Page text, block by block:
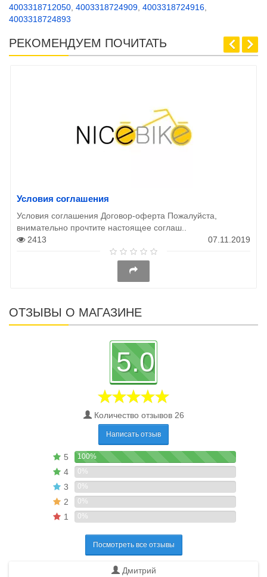
4003318712050, 4003318724909, 4003318724916,
4003318724893
РЕКОМЕНДУЕМ ПОЧИТАТЬ
Условия соглашения
Условия соглашения Договор-оферта Пожалуйста,
внимательно прочтите настоящее соглаш..
2413
07.11.2019
ОТЗЫВЫ О МАГАЗИНЕ
5.0
Количество отзывов 26
Написать отзыв
5 100%
4 0%
3 0%
2 0%
1 0%
Посмотреть все отзывы
Дмитрий